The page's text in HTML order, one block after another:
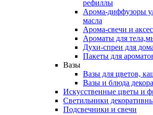
рефиллы
Арома-диффузоры
масла
Арома-свечи и
Ароматы для
Духи-спреи для
Пакеты для
Вазы
Вазы для цветов,
Вазы и блюда
Искусственные цветы и
Светильники
Подсвечники и свечи